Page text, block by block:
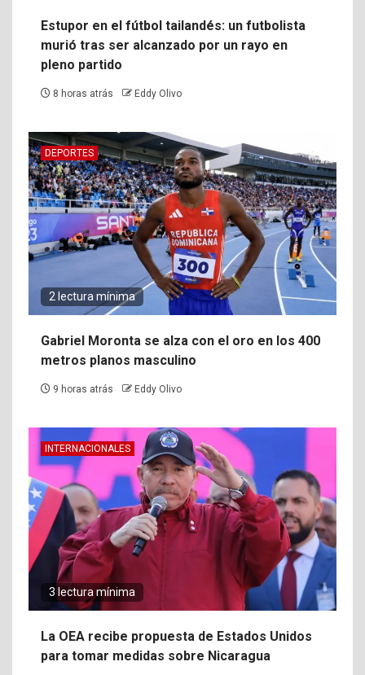
Estupor en el fútbol tailandés: un futbolista
murió tras ser alcanzado por un rayo en
pleno partido
8 horas atrás Eddy Olivo
DEPORTES
2 lectura mínima
Gabriel Moronta se alza con el oro en los 400
metros planos masculino
9 horas atrás Eddy Olivo
INTERNACIONALES
3 lectura mínima
La OEA recibe propuesta de Estados Unidos
para tomar medidas sobre Nicaragua